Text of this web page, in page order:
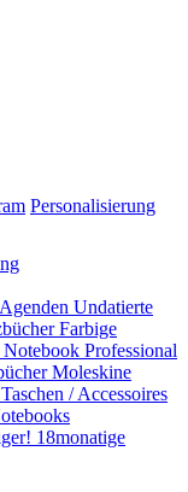
Personalisierung
Undatierte
Farbige
Notebook Professional
Moleskine
Taschen / Accessoires
18monatige